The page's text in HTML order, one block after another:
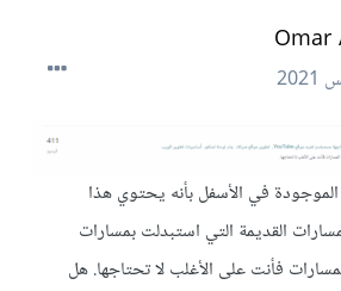
في الأسفل بأنه يحتوي هذا
القديمة التي استبدلت بمسارات
فأنت على الأغلب لا تحتاجها. هل